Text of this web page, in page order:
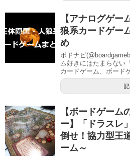
【アナログゲー
狼系カードゲー
め
ボドナビ
ム好きにはたまらない
カードゲーム、ボード
【ボードゲーム
ー】「ドラスレ
倒せ！協力型王
ーム～